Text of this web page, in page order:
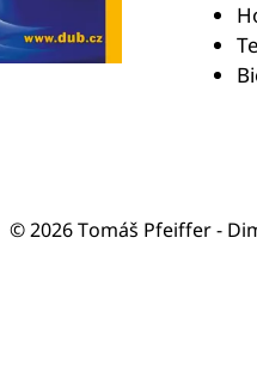
© 2026 Tomáš Pfeiffer -